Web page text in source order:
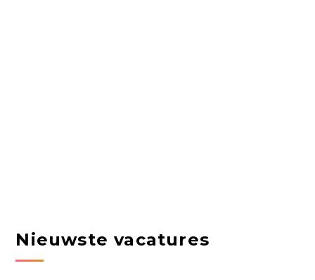
Nieuwste vacatures